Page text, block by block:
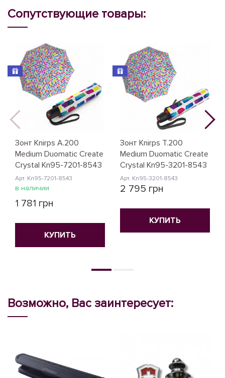
Сопутствующие товары:
Зонт Knirps A.200
Medium Duomatic Create
Crystal Kn95-7201-8543
Арт. Kn95-7201-8543
в наличии
1 781 грн
КУПИТЬ
Зонт Knirps T.200
Medium Duomatic Create
Crystal Kn95-3201-8543
Арт. Kn95-3201-8543
2 795 грн
КУПИТЬ
Возможно, Вас заинтересует: